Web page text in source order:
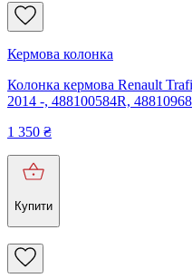
Кермова колонка
Колонка кермова Renault
2014 -, 488100584R,
1 350 ₴
Купити